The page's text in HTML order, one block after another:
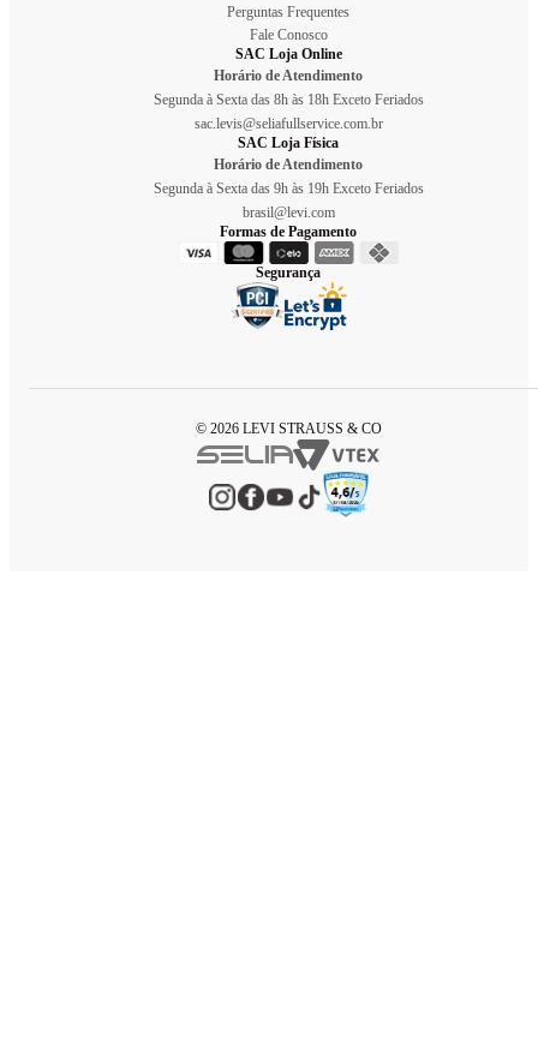
Perguntas Frequentes
Fale Conosco
SAC Loja Online
Horário de Atendimento
Segunda à Sexta das 8h às 18h Exceto Feriados
sac.levis@seliafullservice.com.br
SAC Loja Física
Horário de Atendimento
Segunda à Sexta das 9h às 19h Exceto Feriados
brasil@levi.com
Formas de Pagamento
Segurança
© 2026 LEVI STRAUSS & CO